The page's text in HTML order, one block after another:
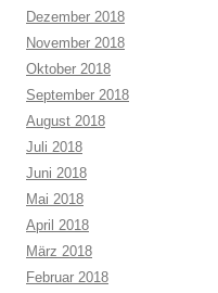
Dezember 2018
November 2018
Oktober 2018
September 2018
August 2018
Juli 2018
Juni 2018
Mai 2018
April 2018
März 2018
Februar 2018